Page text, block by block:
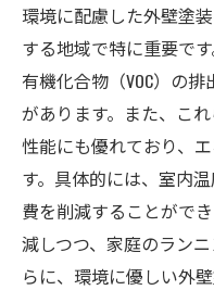
環境に配慮した外壁塗
する地域で特に重要で
有機化合物（VOC）の
があります。また、こ
性能にも優れており、
す。具体的には、室内
費を削減することがで
減しつつ、家庭のラン
らに、環境に優しい外